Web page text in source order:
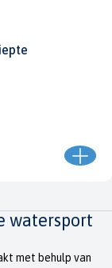
watersport
met behulp van